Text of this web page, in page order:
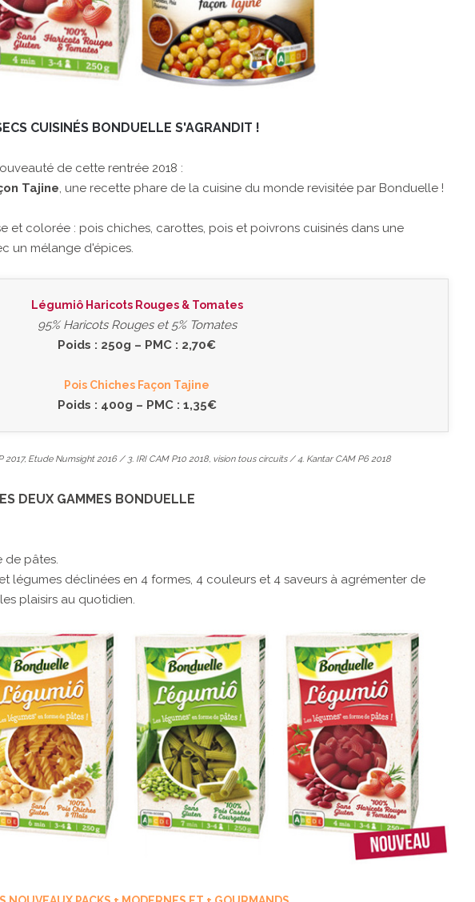
CUISINÉS BONDUELLE S'AGRANDIT !
de cette rentrée 2018 :
Tajine, une recette phare de la cuisine du monde revisitée par Bonduelle !
et colorée : pois chiches, carottes, pois et poivrons cuisinés dans une
un mélange d'épices.
Légumiô Haricots Rouges & Tomates
95% Haricots Rouges et 5% Tomates
Poids : 250g – PMC : 2,70€
Pois Chiches Façon Tajine
Poids : 400g – PMC : 1,35€
2017, Etude Numsight 2016 / 3. IRI CAM P10 2018, vision tous circuits / 4. Kantar CAM P6 2018
DEUX GAMMES BONDUELLE
de pâtes.
légumes déclinées en 4 formes, 4 couleurs et 4 saveurs à agrémenter de
plaisirs au quotidien.